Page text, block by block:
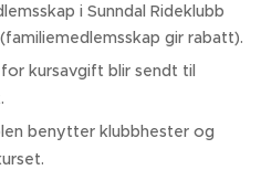
i Sunndal Rideklubb
gir rabatt).
kursavgift blir sendt til
benytter klubbhester og